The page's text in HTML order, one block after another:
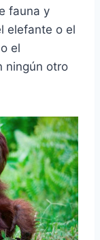
fauna y
elefante o el
el
ningún otro